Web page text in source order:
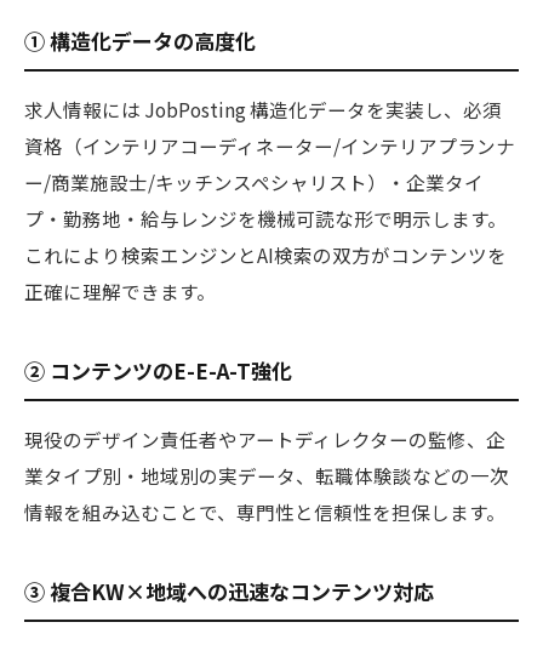
① 構造化データの高度化
求人情報には JobPosting 構造化データを実装し、必須
資格（インテリアコーディネーター/インテリアプランナ
ー/商業施設士/キッチンスペシャリスト）・企業タイ
プ・勤務地・給与レンジを機械可読な形で明示します。
これにより検索エンジンとAI検索の双方がコンテンツを
正確に理解できます。
② コンテンツのE-E-A-T強化
現役のデザイン責任者やアートディレクターの監修、企
業タイプ別・地域別の実データ、転職体験談などの一次
情報を組み込むことで、専門性と信頼性を担保します。
③ 複合KW×地域への迅速なコンテンツ対応